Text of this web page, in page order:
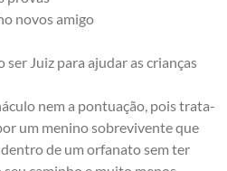
novos amigo
Juiz para ajudar as crianças
nem a pontuação, pois trata-
um menino sobrevivente que
de um orfanato sem ter